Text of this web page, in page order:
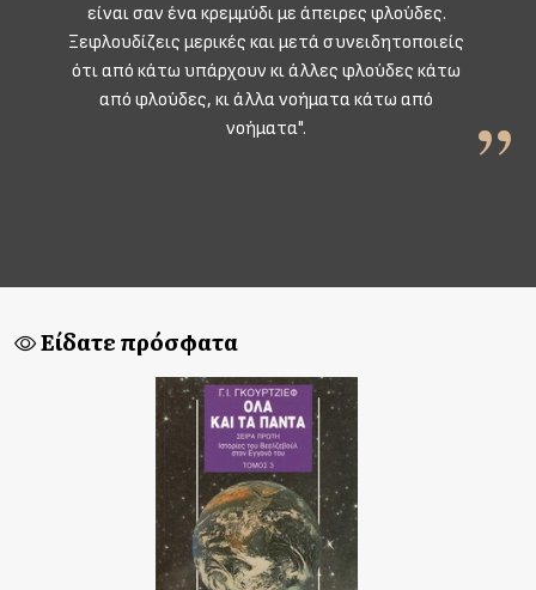
είναι σαν ένα κρεμμύδι με άπειρες φλούδες.
Ξεφλουδίζεις μερικές και μετά συνειδητοποιείς
ότι από κάτω υπάρχουν κι άλλες φλούδες κάτω
από φλούδες, κι άλλα νοήματα κάτω από
νοήματα".
Είδατε πρόσφατα